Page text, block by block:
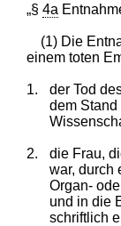
„§4a
(1) Die
einem toten
1.
der Tod
dem
2.
die Frau,
war, durch
Organ-
und in die
schriftlich